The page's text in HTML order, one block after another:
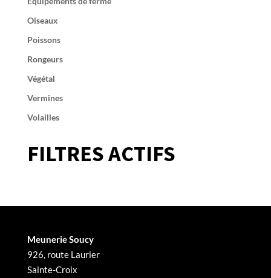
Oiseaux
Poissons
Rongeurs
Végétal
Vermines
Volailles
FILTRES ACTIFS
Meunerie Soucy
926, route Laurier
Sainte-Croix